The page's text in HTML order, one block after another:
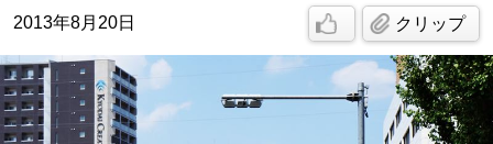
2013年8月20日 クリップ